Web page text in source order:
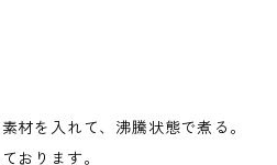
材を入れて、沸騰状態で煮る。
ております。